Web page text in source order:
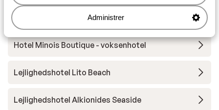
Administrer
Lejligheder Elounda Colour
Hotel Minois Boutique - voksenhotel
Lejlighedshotel Lito Beach
Lejlighedshotel Alkionides Seaside